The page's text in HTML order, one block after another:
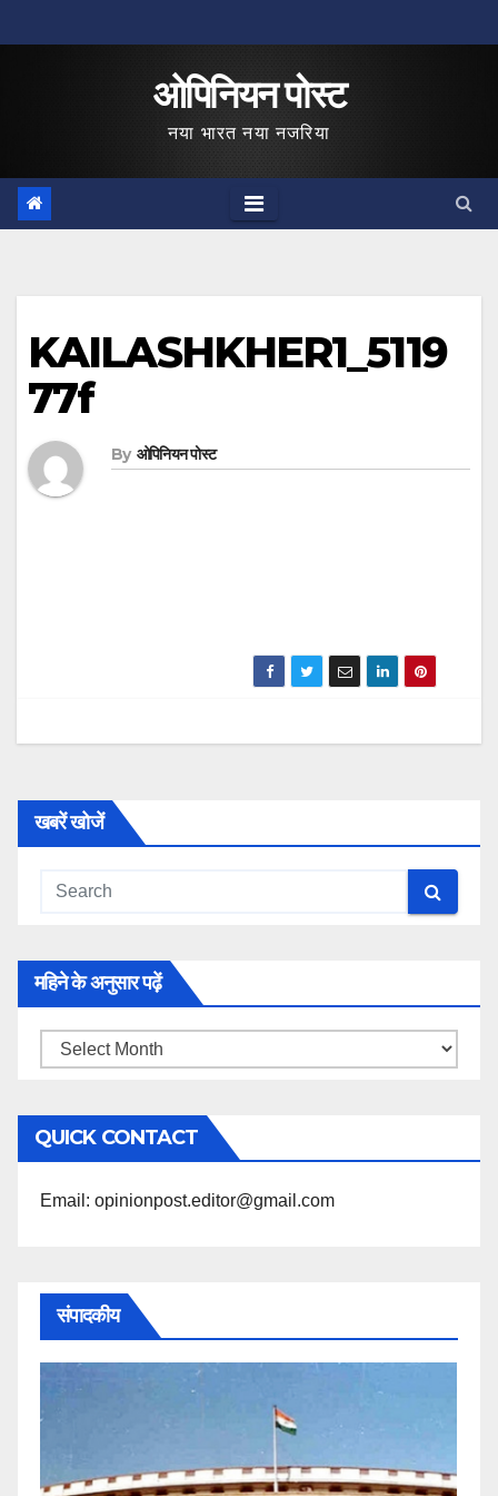
to
ओपिनियन पोस्ट
नया भारत नया नजरिया
KAILASHKHER1_5119
77f
By ओपिनियन पोस्ट
खबरें खोजें
महिने के अनुसार पढ़ें
महिने
अनुसार
पढ़ें
QUICK CONTACT
Email: opinionpost.editor@gmail.com
संपादकीय